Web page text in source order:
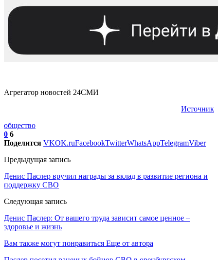
Агрегатор новостей 24СМИ
Источник
общество
0 6
Поделится VKOK.ruFacebookTwitterWhatsAppTelegramViber
Предыдущая запись
Денис Паслер вручил награды за вклад в развитие региона и
поддержку СВО
Следующая запись
Денис Паслер: От вашего труда зависит самое ценное –
здоровье и жизнь
Вам также могут понравиться Еще от автора